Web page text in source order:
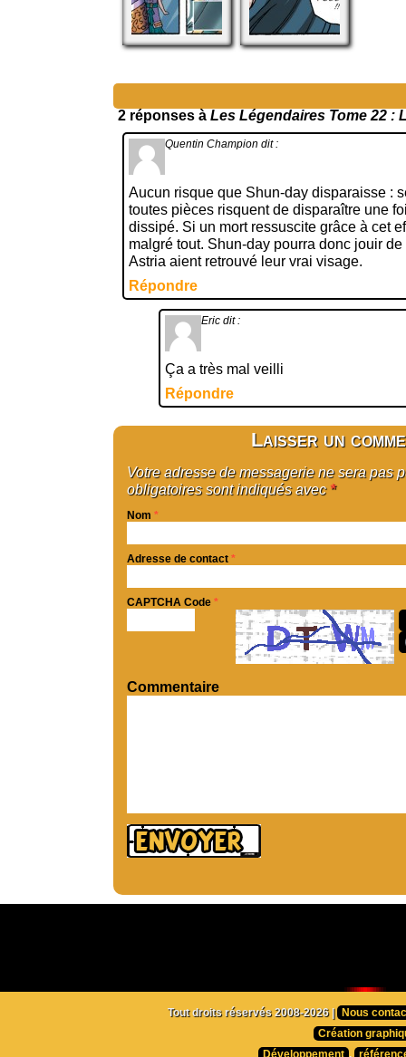
2 réponses à Les Légendaires Tome 22 :
Quentin Champion dit :
Aucun risque que Shun-day disparaisse :
toutes pièces risquent de disparaître une
dissipé. Si un mort ressuscite grâce à cet
malgré tout. Shun-day pourra donc jouir
Astria aient retrouvé leur vrai visage.
Répondre
Eric dit :
Ça a très mal veilli
Répondre
Laisser un
Votre adresse de messagerie ne sera pas
obligatoires sont indiqués avec *
Nom *
Adresse de contact *
CAPTCHA Code *
Commentaire
Tout droits réservés 2008-2026 |
Nous
Création